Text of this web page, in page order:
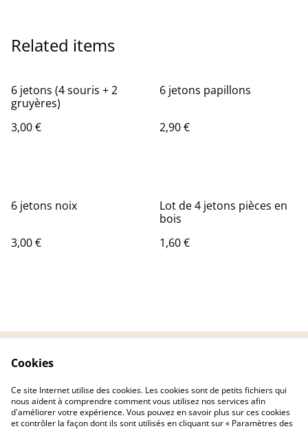
Related items
6 jetons (4 souris + 2
gruyères)
3,00 €
6 jetons papillons
2,90 €
6 jetons noix
3,00 €
Lot de 4 jetons pièces en
bois
1,60 €
Politique de
confidentialité
Politique de cookies
Cookies
Ce site Internet utilise des cookies. Les cookies sont de petits fichiers qui
nous aident à comprendre comment vous utilisez nos services afin
d'améliorer votre expérience. Vous pouvez en savoir plus sur ces cookies
et contrôler la façon dont ils sont utilisés en cliquant sur « Paramètres des